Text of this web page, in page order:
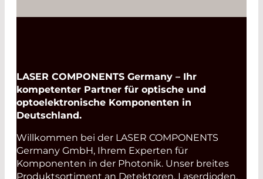
LASER COMPONENTS Germany – Ihr
kompetenter Partner für optische und
optoelektronische Komponenten in
Deutschland.
Willkommen bei der LASER COMPONENTS
Germany GmbH, Ihrem Experten für
Komponenten in der Photonik. Unser breites
Produktsortiment an Detektoren, Laserdioden,